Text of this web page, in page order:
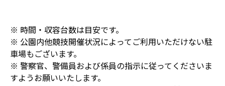
※ 時間・収容台数は目安です。
※ 公園内他競技開催状況によってご利用いただけない駐
車場もございます。
※ 警察官、警備員および係員の指示に従ってくださいま
すようお願いいたします。